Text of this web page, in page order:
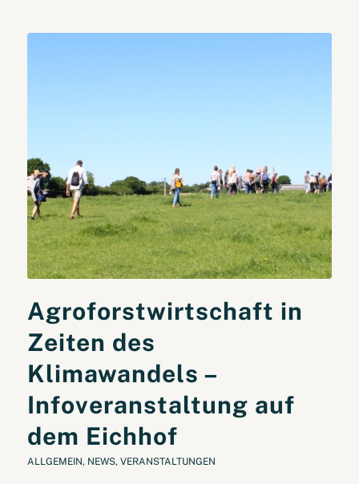
Agroforstwirtschaft in
Zeiten des
Klimawandels –
Infoveranstaltung auf
dem Eichhof
ALLGEMEIN, NEWS, VERANSTALTUNGEN